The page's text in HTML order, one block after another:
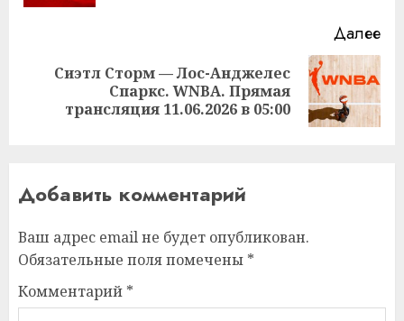
Далее
Следующая
запись:
Сиэтл Сторм — Лос-Анджелес
Спаркс. WNBA. Прямая
трансляция 11.06.2026 в 05:00
Добавить комментарий
Ваш адрес email не будет опубликован.
Обязательные поля помечены *
Комментарий *